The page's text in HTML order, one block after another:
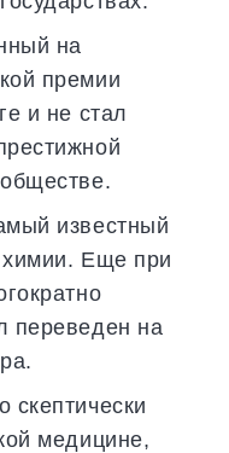
на
премии
и не стал
известный
Еще при
переведен на
скептически
медицине,